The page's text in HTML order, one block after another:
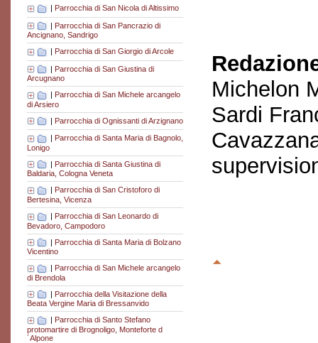
| Parrocchia di San Nicola di Altissimo
| Parrocchia di San Pancrazio di
Ancignano, Sandrigo
| Parrocchia di San Giorgio di Arcole
| Parrocchia di San Giustina di
Arcugnano
Parrocchia di San Michele arcangelo
di Arsiero
| Parrocchia di Ognissanti di Arzignano
Parrocchia di Santa Maria di Bagnolo,
Lonigo
| Parrocchia di Santa Giustina di
Baldaria, Cologna Veneta
Parrocchia di San Cristoforo di
Bertesina, Vicenza
| Parrocchia di San Leonardo di
Bevadoro, Campodoro
| Parrocchia di Santa Maria di Bolzano
Vicentino
| Parrocchia di San Michele arcangelo
di Brendola
| Parrocchia della Visitazione della
Beata Vergine Maria di Bressanvido
| Parrocchia di Santo Stefano
protomartire di Brognoligo, Monteforte d
´Alpone
Michelon
Sardi